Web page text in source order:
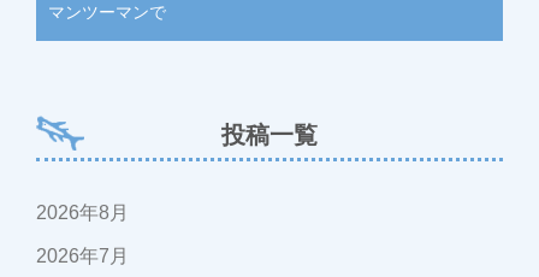
マンツーマンで
投稿一覧
2026年8月
2026年7月